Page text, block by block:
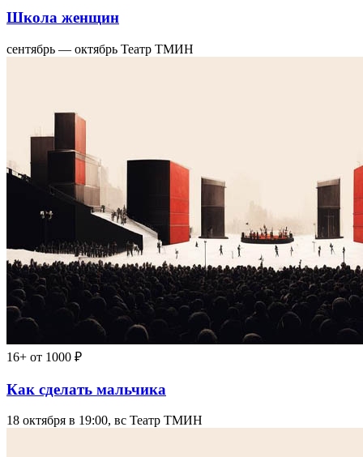
Школа женщин
сентябрь — октябрь Театр ТМИН
16+ от 1000 ₽
Как сделать мальчика
18 октября в 19:00, вс Театр ТМИН